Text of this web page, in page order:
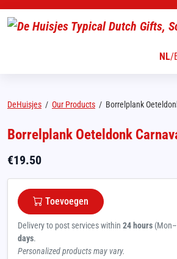
NL/
DeHuisjes / Our Products / Borrelplank
Borrelplank Oeteldonk
€19.50
Toevoegen
Delivery to post services within 24 hours
days.
Personalized products may vary.